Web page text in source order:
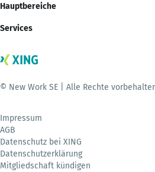
Hauptbereiche
Services
© New Work SE | Alle Rechte
Impressum
AGB
Datenschutz bei XING
Datenschutzerklärung
Mitgliedschaft kündigen